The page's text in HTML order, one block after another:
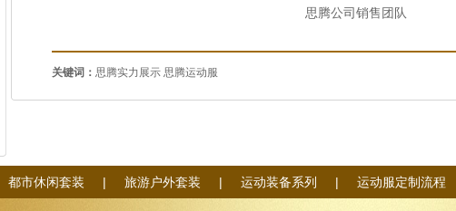
思腾公司销售团队
关键词： 思腾实力展示 思腾运动服
都市休闲套装 | 旅游户外套装 | 运动装备系列 | 运动服定制流程